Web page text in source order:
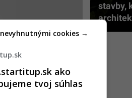
stavby,
ako
tvoj súhlas
cookies →